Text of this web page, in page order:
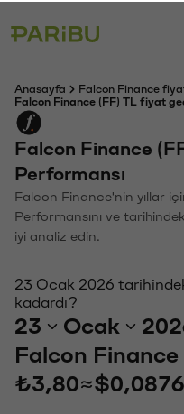
Anasayfa
Falcon Finance
Falcon Finance (FF) TL fiyat
Falcon Finance
Performansı
Falcon Finance'nin yıllar
Performansını ve
iyi analiz edin.
23 Ocak 2026
kadardı?
23 Ocak
Falcon Finance
₺3,80≈